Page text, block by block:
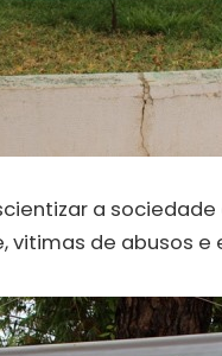
a
de abusos e